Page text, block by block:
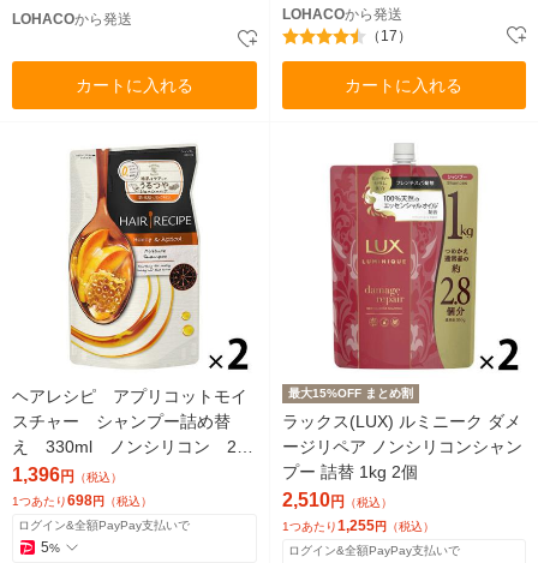
LOHACOから発送
カートに入れる
LOHACOから発送
（17）
カートに入れる
ヘアレシピ アプリコットモイ
スチャー シャンプー詰め替
え 330ml ノンシリコン 2
個 P＆G
1,396円
（税込）
1つあたり698円 （税込）
ログイン&全額PayPay支払いで
5%
最大15%OFF まとめ割
ラックス(LUX) ルミニーク ダメ
ージリペア ノンシリコンシャン
プー 詰替 1kg 2個
2,510円
（税込）
1つあたり1,255円 （税込）
ログイン&全額PayPay支払いで